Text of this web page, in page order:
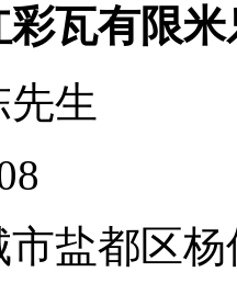
瓦有限
生
盐都区